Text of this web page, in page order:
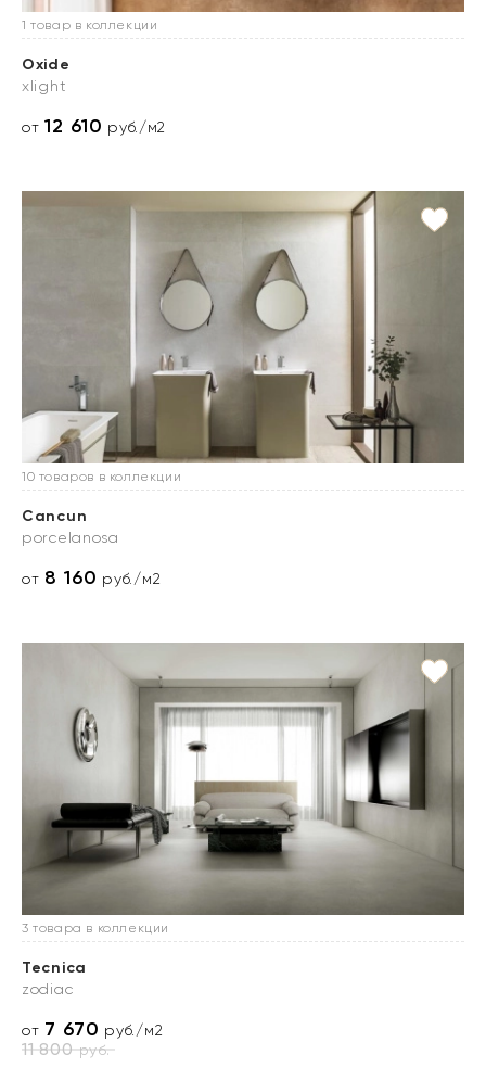
1 товар в коллекции
Oxide
xlight
от12 610 руб./м2
10 товаров в коллекции
Cancun
porcelanosa
от 8 160 руб./м2
3 товара в коллекции
Tecnica
zodiac
от 7 670 руб./м2
11 800руб.